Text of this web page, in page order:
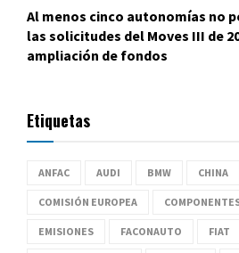
Al menos cinco autonomías no
las solicitudes del Moves III de
ampliación de fondos
Etiquetas
ANFAC AUDI BMW CHINA
COMISIÓN EUROPEA
EMISIONES FACONAUTO FIAT